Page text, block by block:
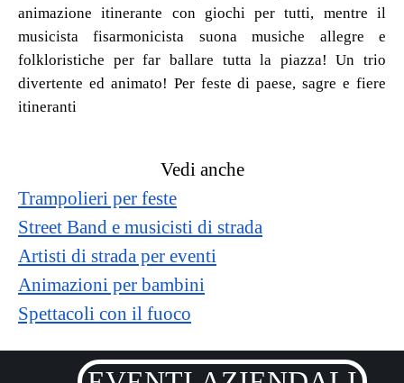
animazione itinerante con giochi per tutti, mentre il
musicista fisarmonicista suona musiche allegre e
folkloristiche per far ballare tutta la piazza! Un trio
divertente ed animato! Per feste di paese, sagre e fiere
itineranti
Vedi anche
Trampolieri per feste
Street Band e musicisti di strada
Artisti di strada per eventi
Animazioni per bambini
Spettacoli con il fuoco